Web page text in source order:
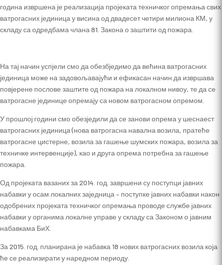
година извршена је реализација пројеката техничког опремања свих
ватрогасних јединица у висина од двадесет четири милиона КМ, у
складу са одредбама члана 81. Закона о заштити од пожара.
На тај начин успјели смо да обезбједимо да већина ватрогасних
јединица може на задовољавајући и ефикасан начин да извршава
повјерене послове заштите од пожара на локалном нивоу, те да се
ватрогасне јединице опремају са новом ватрогасном опремом.
У прошлој години смо обезједили да се занови опрема у шеснаест
ватрогасних јединица (нова ватрогасна навална возила, пратеће
ватрогасне цистерне, возила за гашење шумских пожара, возила за
техничке интервенције), као и друга опрема потребна за гашење
пожара.
Од пројеката вазаних за 2014. год. завршени су поступци јавних
набавки у осам локалних заједница – поступке јавних набавки након
одобрених пројеката техничког опремања проводе службе јавних
набавки у органима локалне управе у складу са Законом о јавним
набавкама БиХ.
За 2015. год. планирана је набавка 18 нових ватрогасних возила која
ће се реализирати у наредном периоду.